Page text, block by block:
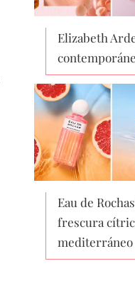
Elizabeth
Eau de
frescura
mediterráneo